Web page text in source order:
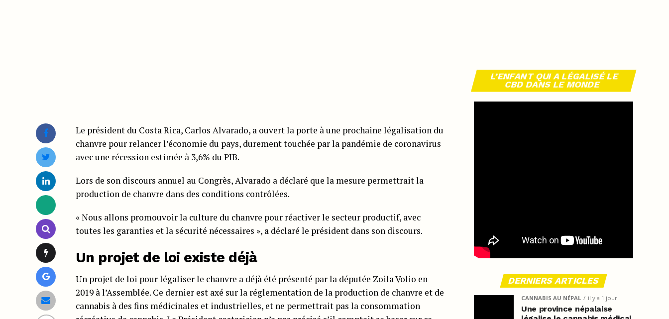
Le président du Costa Rica, Carlos Alvarado, a ouvert la porte à une prochaine légalisation du
chanvre pour relancer l’économie du pays, durement touchée par la pandémie de coronavirus
avec une récession estimée à 3,6% du PIB.
Lors de son discours annuel au Congrès, Alvarado a déclaré que la mesure permettrait la
production de chanvre dans des conditions contrôlées.
« Nous allons promouvoir la culture du chanvre pour réactiver le secteur productif, avec
toutes les garanties et la sécurité nécessaires », a déclaré le président dans son discours.
Un projet de loi existe déjà
Un projet de loi pour légaliser le chanvre a déjà été présenté par la députée Zoila Volio en
2019 à l’Assemblée. Ce dernier est axé sur la réglementation de la production de chanvre et de
cannabis à des fins médicinales et industrielles, et ne permettrait pas la consommation
L’ENFANT QUI A LÉGALISÉ LE
CBD DANS LE MONDE
DERNIERS ARTICLES
CANNABIS AU NÉPAL il y a 1 jour
Une province népalaise